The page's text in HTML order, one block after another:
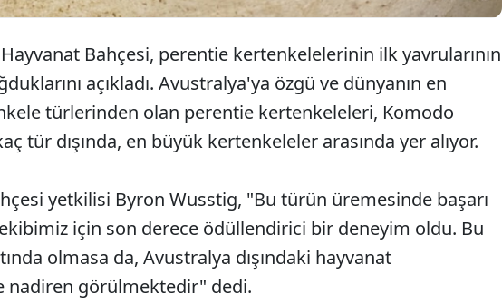
Bahçesi, perentie kertenkelelerinin ilk yavrularının
açıkladı. Avustralya'ya özgü ve dünyanın en
türlerinden olan perentie kertenkeleleri, Komodo
tür dışında, en büyük kertenkeleler arasında yer alıyor.
yetkilisi Byron Wusstig, "Bu türün üremesinde başarı
için son derece ödüllendirici bir deneyim oldu. Bu
olmasa da, Avustralya dışındaki hayvanat
nadiren görülmektedir" dedi.